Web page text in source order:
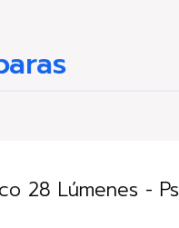
28 Lúmenes - Ps